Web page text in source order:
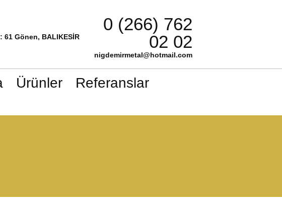
61 Gönen, BALIKESİR
0 (266) 762
02 02
nigdemirmetal@hotmail.com
Ürünler
Referanslar